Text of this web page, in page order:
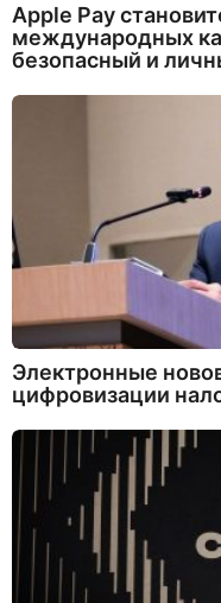
Apple Pay
международных
безопасный и
Электронные
цифровизации